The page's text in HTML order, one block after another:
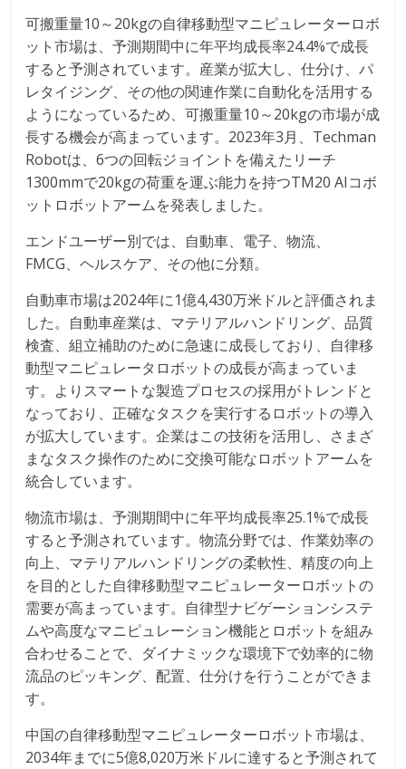
可搬重量10～20kgの自律移動型マニピュレーターロボ
ット市場は、予測期間中に年平均成長率24.4%で成長
すると予測されています。産業が拡大し、仕分け、パ
レタイジング、その他の関連作業に自動化を活用する
ようになっているため、可搬重量10～20kgの市場が成
長する機会が高まっています。2023年3月、Techman
Robotは、6つの回転ジョイントを備えたリーチ
1300mmで20kgの荷重を運ぶ能力を持つTM20 AIコボ
ットロボットアームを発表しました。
エンドユーザー別では、自動車、電子、物流、
FMCG、ヘルスケア、その他に分類。
自動車市場は2024年に1億4,430万米ドルと評価されま
した。自動車産業は、マテリアルハンドリング、品質
検査、組立補助のために急速に成長しており、自律移
動型マニピュレータロボットの成長が高まっていま
す。よりスマートな製造プロセスの採用がトレンドと
なっており、正確なタスクを実行するロボットの導入
が拡大しています。企業はこの技術を活用し、さまざ
まなタスク操作のために交換可能なロボットアームを
統合しています。
物流市場は、予測期間中に年平均成長率25.1%で成長
すると予測されています。物流分野では、作業効率の
向上、マテリアルハンドリングの柔軟性、精度の向上
を目的とした自律移動型マニピュレーターロボットの
需要が高まっています。自律型ナビゲーションシステ
ムや高度なマニピュレーション機能とロボットを組み
合わせることで、ダイナミックな環境下で効率的に物
流品のピッキング、配置、仕分けを行うことができま
す。
中国の自律移動型マニピュレーターロボット市場は、
2034年までに5億8,020万米ドルに達すると予測されて